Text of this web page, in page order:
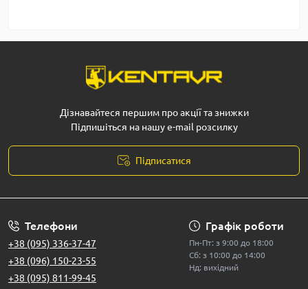
Дізнавайтеся першим про акції та знижки
Підпишіться на нашу e-mail розсилку
Підписатися
Телефони
+38 (095) 336-37-47
+38 (096) 150-23-55
+38 (095) 811-99-45
Графік роботи
Пн-Пт: з 9:00 до 18:00
Сб: з 10:00 до 14:00
Нд: вихідний